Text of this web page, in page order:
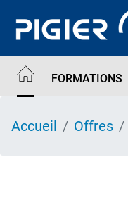
contenu
FORMATIONS
Accueil Offres